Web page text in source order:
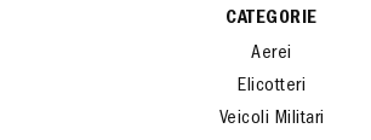
CATEGORIE
Aerei
Elicotteri
Veicoli Militari